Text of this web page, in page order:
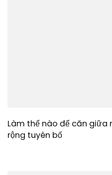
Làm thế nào để căn giữa
rộng tuyên bố